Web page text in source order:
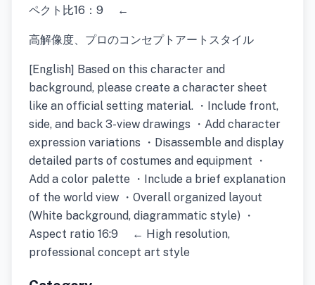
ペクト比16：9 ←
高解像度、プロのコンセプトアートスタイル
[English] Based on this character and
background, please create a character sheet
like an official setting material. ・Include front,
side, and back 3-view drawings ・Add character
expression variations ・Disassemble and display
detailed parts of costumes and equipment ・
Add a color palette ・Include a brief explanation
of the world view ・Overall organized layout
(White background, diagrammatic style) ・
Aspect ratio 16:9 ← High resolution,
professional concept art style